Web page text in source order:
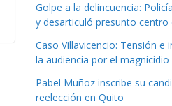
Golpe a la delincuencia:
y desarticuló presunto
Caso Villavicencio: Tensión e
la audiencia por el magnicidio
Pabel Muñoz inscribe su
reelección en Quito